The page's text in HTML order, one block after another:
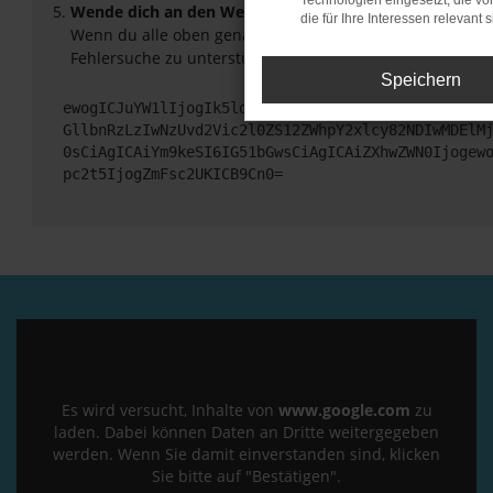
Wende dich an den Webseitenbetreiber.
Wenn du alle oben genannten Schritte versucht hast,
Fehlersuche zu unterstützen:
pc2t5IjogZmFsc2UKICB9Cn0=
Es wird versucht, Inhalte von www.google.com zu
laden. Dabei können Daten an Dritte weitergegeben
werden. Wenn Sie damit einverstanden sind, klicken
Sie bitte auf "Bestätigen".
die für Ihre Interessen relevant
Speichern